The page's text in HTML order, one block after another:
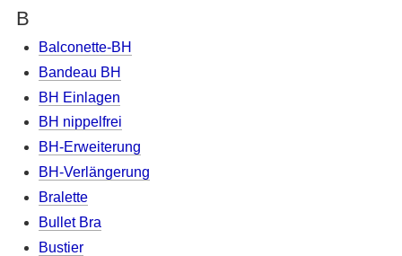
B
Balconette-BH
Bandeau BH
BH Einlagen
BH nippelfrei
BH-Erweiterung
BH-Verlängerung
Bralette
Bullet Bra
Bustier